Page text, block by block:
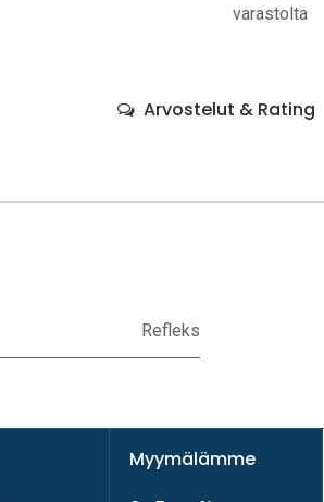
varastolta
Arvostelut & Rating
Refleks
Myymälämme